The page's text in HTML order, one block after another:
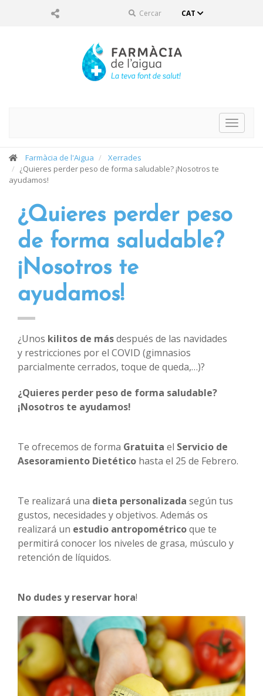
Cercar CAT
Toggle
Farmàcia de l'Aigua
Xerrades
¿Quieres perder peso de forma saludable? ¡Nosotros te
ayudamos!
¿Quieres perder peso
de forma saludable?
¡Nosotros te
ayudamos!
¿Unos kilitos de másdespués de las navidades
y restricciones por el COVID (gimnasios
parcialmente cerrados, toque de queda,…)?
¿Quieres perder peso de forma saludable?
¡Nosotros te ayudamos!
Te ofrecemos de forma Gratuita el Servicio de
Asesoramiento Dietético hasta el 25 de Febrero.
Te realizará una dieta personalizada según tus
gustos, necesidades y objetivos. Además os
realizará un estudio antropométricoque te
permitirá conocer los niveles de grasa, músculo y
retención de líquidos.
No dudes y reservar hora!